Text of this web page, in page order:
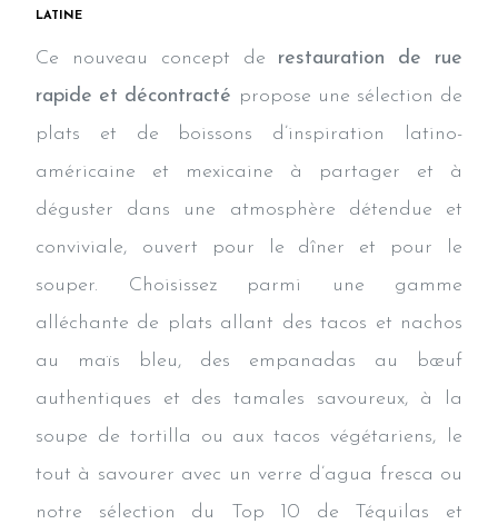
LATINE
Ce nouveau concept de restauration de rue
rapide et décontracté propose une sélection de
plats et de boissons d’inspiration latino-
américaine et mexicaine à partager et à
déguster dans une atmosphère détendue et
conviviale, ouvert pour le dîner et pour le
souper. Choisissez parmi une gamme
alléchante de plats allant des tacos et nachos
au maïs bleu, des empanadas au bœuf
authentiques et des tamales savoureux, à la
soupe de tortilla ou aux tacos végétariens, le
tout à savourer avec un verre d’agua fresca ou
notre sélection du Top 10 de Téquilas et